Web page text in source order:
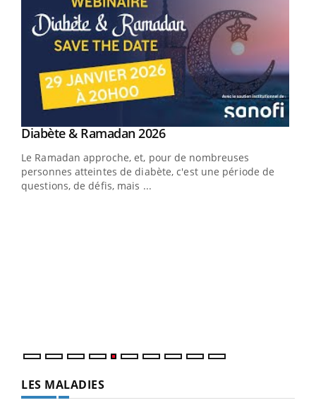
Youtube
Diabète & Ramadan 2026Youtube
Le Ramadan approche, et, pour de nombreuses
personnes atteintes de diabète, c'est une période de
questions, de défis, mais ...
LES MALADIES